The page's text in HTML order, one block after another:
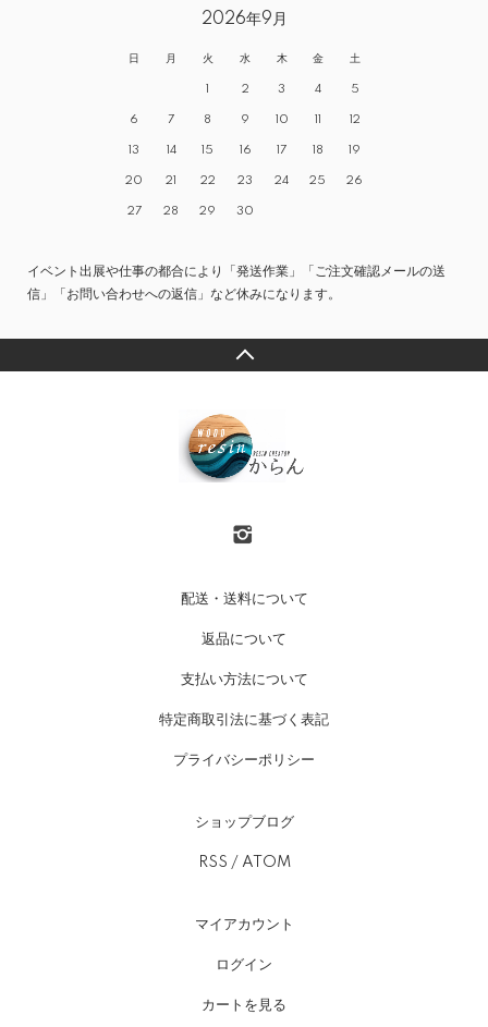
2026年9月
日 月 火 水 木 金 土
1 2 3 4 5
6 7 8 9 10 11 12
13 14 15 16 17 18 19
20 21 22 23 24 25 26
27 28 29 30
イベント出展や仕事の都合により「発送作業」「ご注文確認メールの送
信」「お問い合わせへの返信」など休みになります。
配送・送料について
返品について
支払い方法について
特定商取引法に基づく表記
プライバシーポリシー
ショップブログ
RSS / ATOM
マイアカウント
ログイン
カートを見る